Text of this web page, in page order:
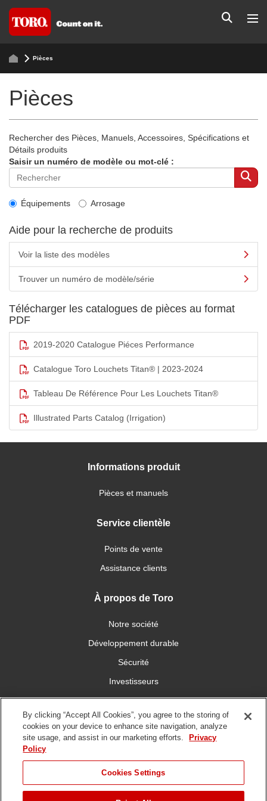
Pièces
Pièces
Rechercher des Pièces, Manuels, Accessoires, Spécifications et
Détails produits
Saisir un numéro de modèle ou mot-clé :
Équipements Arrosage
Aide pour la recherche de produits
Voir la liste des modèles
Trouver un numéro de modèle/série
Télécharger les catalogues de pièces au format
PDF
2019-2020 Catalogue Piéces Performance
Catalogue Toro Louchets Titan® | 2023-2024
Tableau De Référence Pour Les Louchets Titan®
Illustrated Parts Catalog (Irrigation)
Informations produit
Pièces et manuels
Service clientèle
Points de vente
Assistance clients
À propos de Toro
Notre société
Développement durable
Sécurité
Investisseurs
Carrières
Connectez-vous avec nous
By clicking “Accept All Cookies”, you agree to the storing of
cookies on your device to enhance site navigation, analyze
site usage, and assist in our marketing efforts.
Privacy
Policy
Cookies Settings